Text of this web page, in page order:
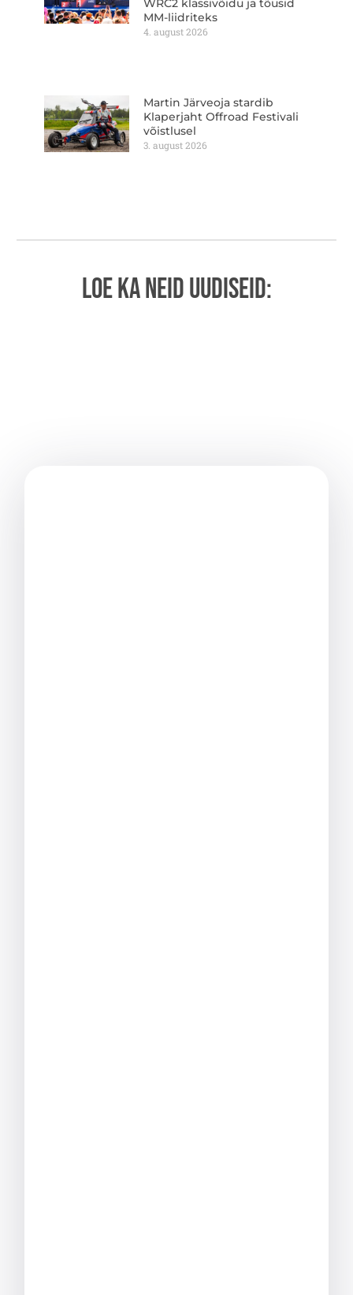
WRC2 klassivõidu ja tõusid
MM-liidriteks
4. august 2026
Martin Järveoja stardib
Klaperjaht Offroad Festivali
võistlusel
3. august 2026
LOE KA NEID UUDISEID: